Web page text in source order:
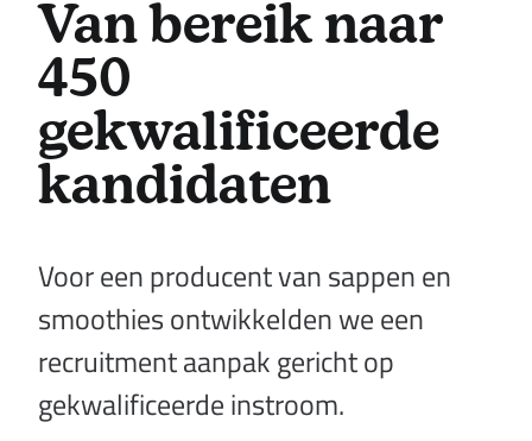
Van bereik naar
450
gekwalificeerde
kandidaten
Voor een producent van sappen en
smoothies ontwikkelden we een
recruitment aanpak gericht op
gekwalificeerde instroom.